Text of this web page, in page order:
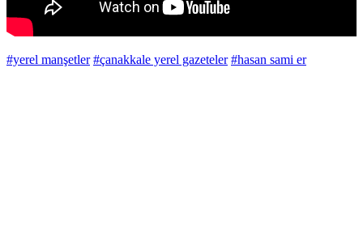
#yerel manşetler #çanakkale yerel gazeteler #hasan sami er